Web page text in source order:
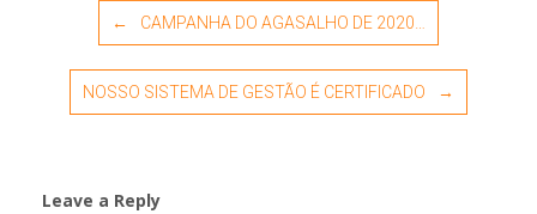
Post navigation
← CAMPANHA DO AGASALHO DE 2020…
NOSSO SISTEMA DE GESTÃO É CERTIFICADO →
Leave a Reply